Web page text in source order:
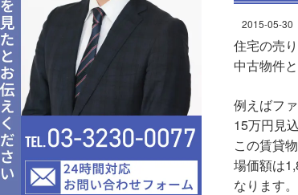
2015-05-30
住宅の売
中古物件
例えばフ
15万円見
この賃貸
場価額は
なります。